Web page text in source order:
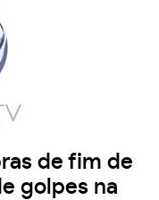
de fim de
golpes na